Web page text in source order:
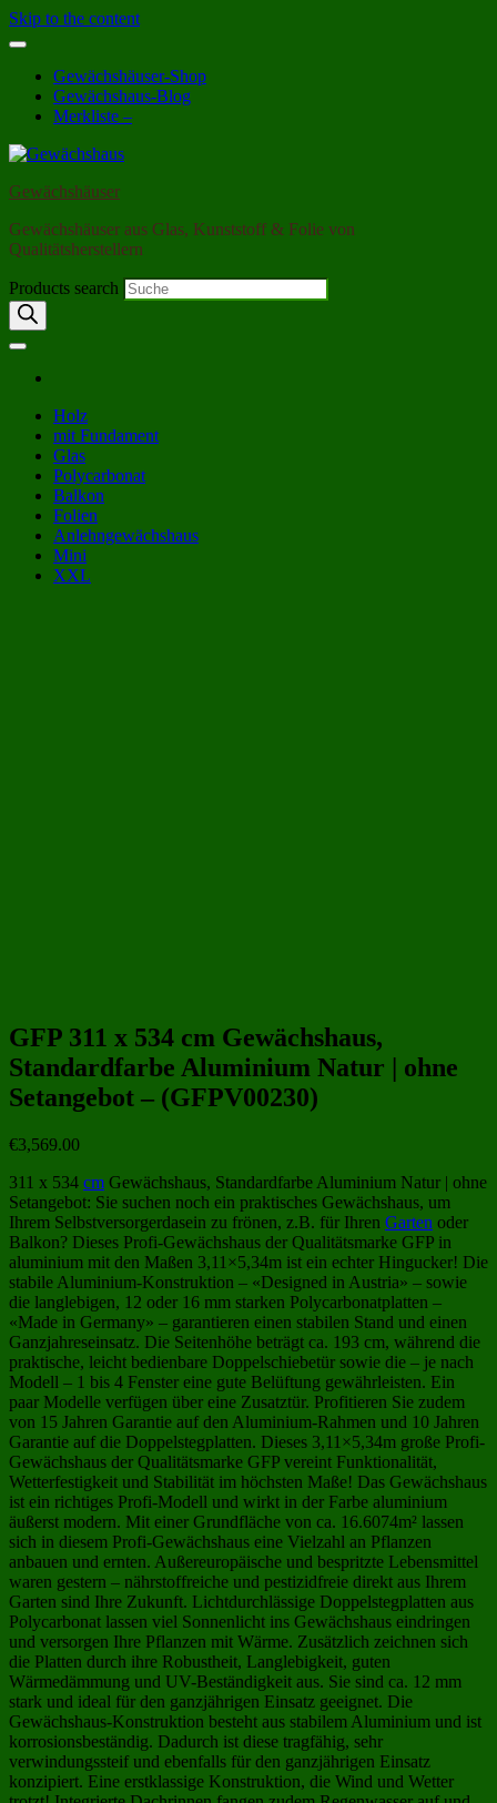
Skip to the content
Gewächshäuser-Shop
Gewächshaus-Blog
Merkliste –
Gewächshäuser
Gewächshäuser aus Glas, Kunststoff & Folie von
Qualitätsherstellern
Products search
Holz
mit Fundament
Glas
Polycarbonat
Balkon
Folien
Anlehngewächshaus
Mini
XXL
GFP 311 x 534 cm Gewächshaus,
Standardfarbe Aluminium Natur | ohne
Setangebot – (GFPV00230)
€3,569.00
311 x 534 cm Gewächshaus, Standardfarbe Aluminium Natur | ohne
Setangebot: Sie suchen noch ein praktisches Gewächshaus, um
Ihrem Selbstversorgerdasein zu frönen, z.B. für Ihren Garten oder
Balkon? Dieses Profi-Gewächshaus der Qualitätsmarke GFP in
aluminium mit den Maßen 3,11×5,34m ist ein echter Hingucker! Die
stabile Aluminium-Konstruktion – «Designed in Austria» – sowie
die langlebigen, 12 oder 16 mm starken Polycarbonatplatten –
«Made in Germany» – garantieren einen stabilen Stand und einen
Ganzjahreseinsatz. Die Seitenhöhe beträgt ca. 193 cm, während die
praktische, leicht bedienbare Doppelschiebetür sowie die – je nach
Modell – 1 bis 4 Fenster eine gute Belüftung gewährleisten. Ein
paar Modelle verfügen über eine Zusatztür. Profitieren Sie zudem
von 15 Jahren Garantie auf den Aluminium-Rahmen und 10 Jahren
Garantie auf die Doppelstegplatten. Dieses 3,11×5,34m große Profi-
Gewächshaus der Qualitätsmarke GFP vereint Funktionalität,
Wetterfestigkeit und Stabilität im höchsten Maße! Das Gewächshaus
ist ein richtiges Profi-Modell und wirkt in der Farbe aluminium
äußerst modern. Mit einer Grundfläche von ca. 16.6074m² lassen
sich in diesem Profi-Gewächshaus eine Vielzahl an Pflanzen
anbauen und ernten. Außereuropäische und bespritzte Lebensmittel
waren gestern – nährstoffreiche und pestizidfreie direkt aus Ihrem
Garten sind Ihre Zukunft. Lichtdurchlässige Doppelstegplatten aus
Polycarbonat lassen viel Sonnenlicht ins Gewächshaus eindringen
und versorgen Ihre Pflanzen mit Wärme. Zusätzlich zeichnen sich
die Platten durch ihre Robustheit, Langlebigkeit, guten
Wärmedämmung und UV-Beständigkeit aus. Sie sind ca. 12 mm
stark und ideal für den ganzjährigen Einsatz geeignet. Die
Gewächshaus-Konstruktion besteht aus stabilem Aluminium und ist
korrosionsbeständig. Dadurch ist diese tragfähig, sehr
verwindungssteif und ebenfalls für den ganzjährigen Einsatz
konzipiert. Eine erstklassige Konstruktion, die Wind und Wetter